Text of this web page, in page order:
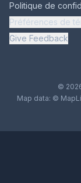
Politique de
Préférences de
Give Feedback
©
Map data: ©